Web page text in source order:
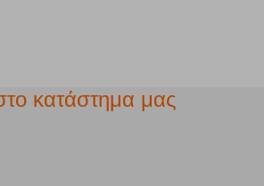
κατάστημα μας